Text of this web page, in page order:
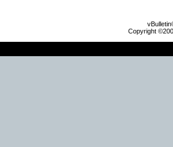
Copyright